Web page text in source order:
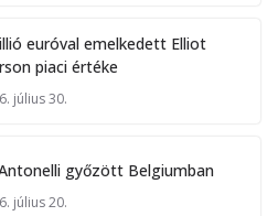
euróval emelkedett Elliot
piaci értéke
július 30.
győzött Belgiumban
július 20.